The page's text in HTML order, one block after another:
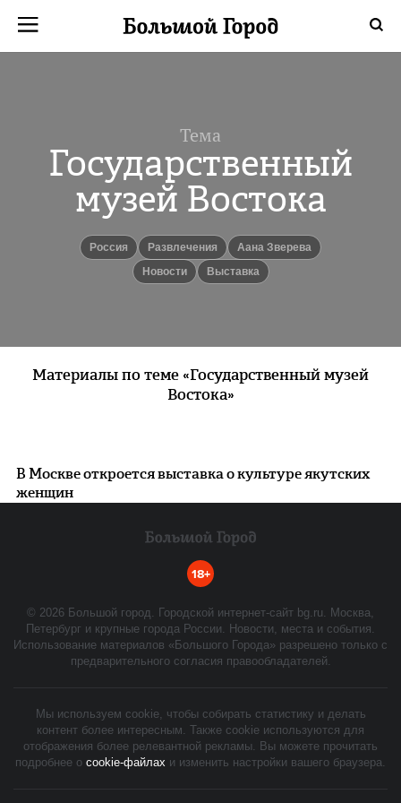
Тема
Государственный
музей Востока
Россия Развлечения
Аана Зверева
новости
Выставка
Материалы по теме «Государственный музей
Востока»
В Москве откроется выставка о культуре якутских
женщин
18+
© 2026 Большой город. Городской интернет-сайт bg.ru. Москва,
Петербург и крупные города России. Новости, места и события.
Использование материалов «Большого Города» разрешено только с
предварительного согласия правообладателей.
Мы используем cookie, чтобы собирать статистику и делать
контент более интересным. Также cookie используются для
отображения более релевантной рекламы. Вы можете прочитать
подробнее о cookie-файлах и изменить настройки вашего браузера.